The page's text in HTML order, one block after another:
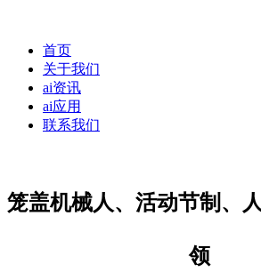
首页
关于我们
ai资讯
ai应用
联系我们
笼盖机械人、活动节制、
领